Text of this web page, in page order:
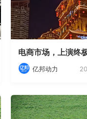
电商市场，上演终
亿邦动力